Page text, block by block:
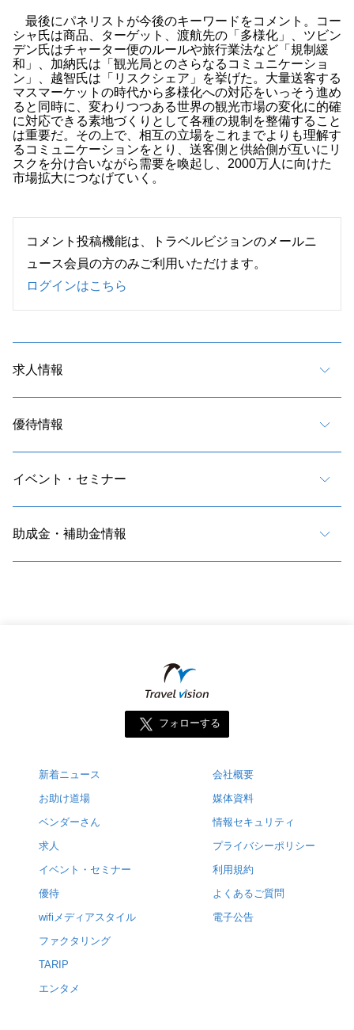
最後にパネリストが今後のキーワードをコメント。コー
シャ氏は商品、ターゲット、渡航先の「多様化」、ツビン
デン氏はチャーター便のルールや旅行業法など「規制緩
和」、加納氏は「観光局とのさらなるコミュニケーショ
ン」、越智氏は「リスクシェア」を挙げた。大量送客する
マスマーケットの時代から多様化への対応をいっそう進め
ると同時に、変わりつつある世界の観光市場の変化に的確
に対応できる素地づくりとして各種の規制を整備すること
は重要だ。その上で、相互の立場をこれまでよりも理解す
るコミュニケーションをとり、送客側と供給側が互いにリ
スクを分け合いながら需要を喚起し、2000万人に向けた
市場拡大につなげていく。
コメント投稿機能は、トラベルビジョンのメールニ
ュース会員の方のみご利用いただけます。
ログインはこちら
求人情報
優待情報
イベント・セミナー
助成金・補助金情報
フォローする
新着ニュース
お助け道場
ベンダーさん
求人
イベント・セミナー
優待
wifiメディアスタイル
ファクタリング
TARIP
エンタメ
会社概要
媒体資料
情報セキュリティ
プライバシーポリシー
利用規約
よくあるご質問
電子公告